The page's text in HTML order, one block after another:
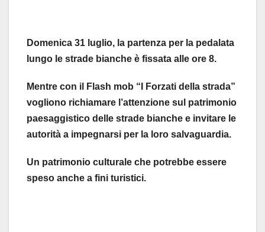
Domenica 31 luglio, la partenza per la pedalata
lungo le strade bianche è fissata alle ore 8.
Mentre con il Flash mob “I Forzati della strada”
vogliono richiamare l’attenzione sul patrimonio
paesaggistico delle strade bianche e invitare le
autorità a impegnarsi per la loro salvaguardia.
Un patrimonio culturale che potrebbe essere
speso anche a fini turistici.